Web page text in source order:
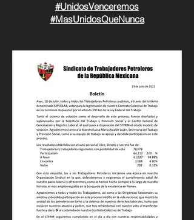
#UnidosVenceremos
#MasUnidosQueNunca